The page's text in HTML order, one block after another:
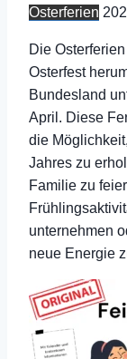
Osterferien
Die
Osterfest
Bundesland
April. Diese
die
Jahres zu
Familie zu
unternehmen
neue Energie